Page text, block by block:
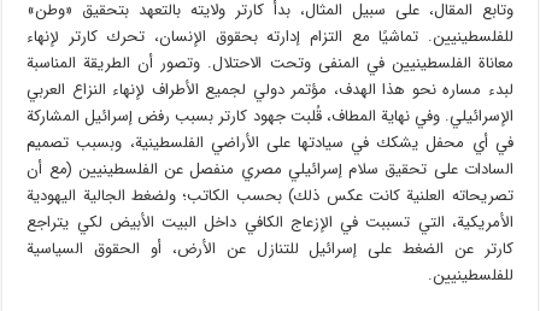
وتابع المقال، على سبيل المثال، بدأ كارتر ولايته بالتعهد بتحقيق «وطن»
للفلسطينيين. تماشيًا مع التزام إدارته بحقوق الإنسان، تحرك كارتر لإنهاء
معاناة الفلسطينيين في المنفى وتحت الاحتلال. وتصور أن الطريقة المناسبة
لبدء مساره نحو هذا الهدف، مؤتمر دولي لجميع الأطراف لإنهاء النزاع العربي
الإسرائيلي. وفي نهاية المطاف، قُلبت جهود كارتر بسبب رفض إسرائيل المشاركة
في أي محفل يشكك في سيادتها على الأراضي الفلسطينية، وبسبب تصميم
السادات على تحقيق سلام إسرائيلي مصري منفصل عن الفلسطينيين (مع أن
تصريحاته العلنية كانت عكس ذلك) بحسب الكاتب؛ ولضغط الجالية اليهودية
الأمريكية، التي تسببت في الإزعاج الكافي داخل البيت الأبيض لكي يتراجع
كارتر عن الضغط على إسرائيل للتنازل عن الأرض، أو الحقوق السياسية
للفلسطينيين.